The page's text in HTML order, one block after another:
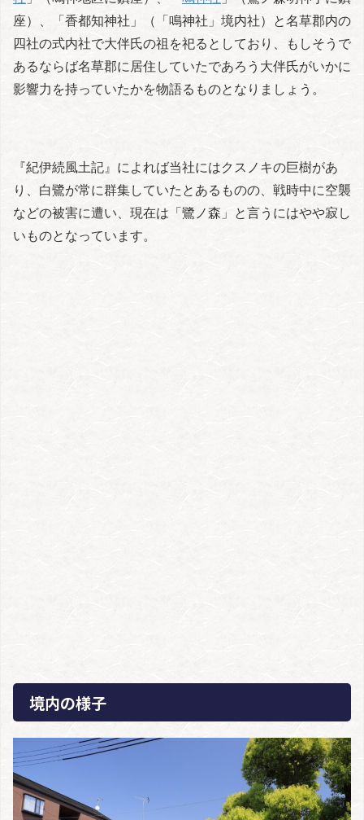
座）、「香都知神社」（「鳴神社」境内社）と名草郡内の
四社の式内社で大伴氏の祖を祀るとしており、もしそうで
あるならば名草郡に居住していたであろう大伴氏がいかに
影響力を持っていたかを物語るものとなりましょう。
『紀伊続風土記』によれば当社にはクスノキの巨樹があ
り、白鷺が常に群集していたとあるものの、戦時中に空襲
などの被害に遭い、現在は「鷺ノ森」と言うにはやや寂し
いものとなっています。
境内の様子